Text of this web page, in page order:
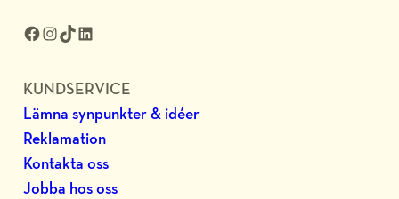
Facebook Instagram TikTok LinkedIn
KUNDSERVICE
Lämna synpunkter & idéer
Reklamation
Kontakta oss
Jobba hos oss